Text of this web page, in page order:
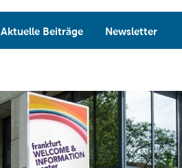
Aktuelle Beiträge Newsletter